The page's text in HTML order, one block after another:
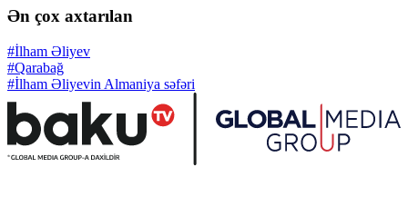
Ən çox axtarılan
#İlham Əliyev
#Qarabağ
#İlham Əliyevin Almaniya səfəri